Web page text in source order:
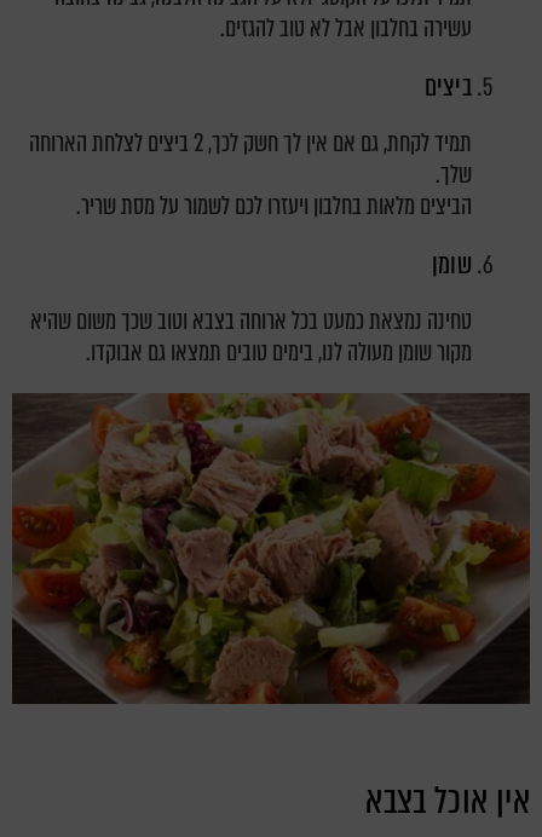
עשירה בחלבון אבל לא טוב להגזים.
ביצים
תמיד לקחת, גם אם אין לך חשק לכך, 2 ביצים לצלחת הארוחה
שלך.
הביצים מלאות בחלבון ויעזרו לכם לשמור על מסת שריר.
שומן
טחינה נמצאת כמעט בכל ארוחה בצבא וטוב שכך משום שהיא
מקור שומן מעולה לנו, בימים טובים תמצאו גם אבוקדו.
אין אוכל בצבא